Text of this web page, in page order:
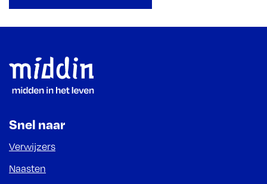
Footer
Snel naar
Verwijzers
Naasten